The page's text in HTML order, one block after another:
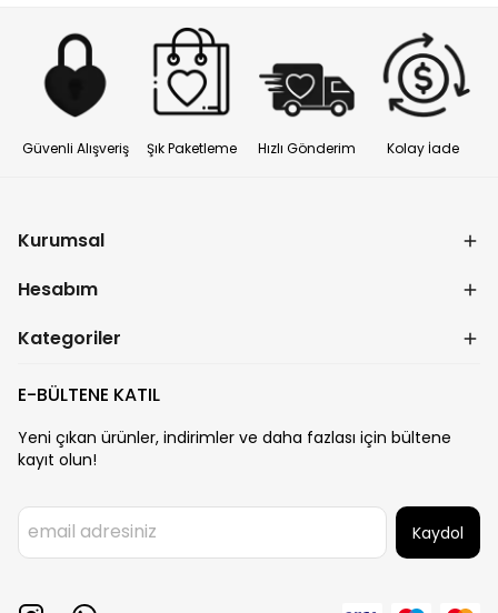
Güvenli Alışveriş Şık Paketleme Hızlı Gönderim Kolay İade
Kurumsal
Hesabım
Kategoriler
E-BÜLTENE KATIL
Yeni çıkan ürünler, indirimler ve daha fazlası için bültene
kayıt olun!
Kaydol